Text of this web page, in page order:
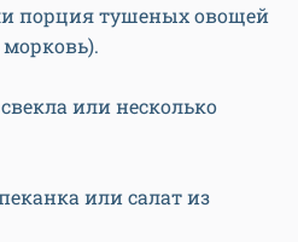
порция тушеных овощей
морковь).
или несколько
или салат из